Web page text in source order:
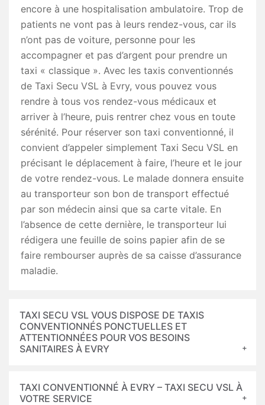
encore à une hospitalisation ambulatoire. Trop de
patients ne vont pas à leurs rendez-vous, car ils
n’ont pas de voiture, personne pour les
accompagner et pas d’argent pour prendre un
taxi « classique ». Avec les taxis conventionnés
de Taxi Secu VSL à Evry, vous pouvez vous
rendre à tous vos rendez-vous médicaux et
arriver à l’heure, puis rentrer chez vous en toute
sérénité. Pour réserver son taxi conventionné, il
convient d’appeler simplement Taxi Secu VSL en
précisant le déplacement à faire, l’heure et le jour
de votre rendez-vous. Le malade donnera ensuite
au transporteur son bon de transport effectué
par son médecin ainsi que sa carte vitale. En
l’absence de cette dernière, le transporteur lui
rédigera une feuille de soins papier afin de se
faire rembourser auprès de sa caisse d’assurance
maladie.
TAXI SECU VSL VOUS DISPOSE DE TAXIS
CONVENTIONNÉS PONCTUELLES ET
ATTENTIONNÉES POUR VOS BESOINS
SANITAIRES À EVRY
TAXI CONVENTIONNÉ À EVRY – TAXI SECU VSL À
VOTRE SERVICE